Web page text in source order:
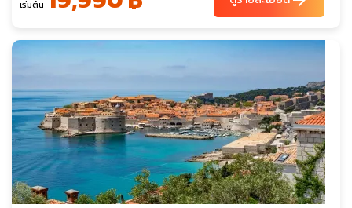
06-11
09-14
16-21
17-22
18-23
19-24 20-25 21-26
เริ่มต้น